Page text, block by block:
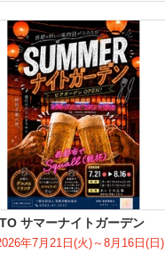
サマーナイトガーデン
年7月21日(火)～8月16日(日)